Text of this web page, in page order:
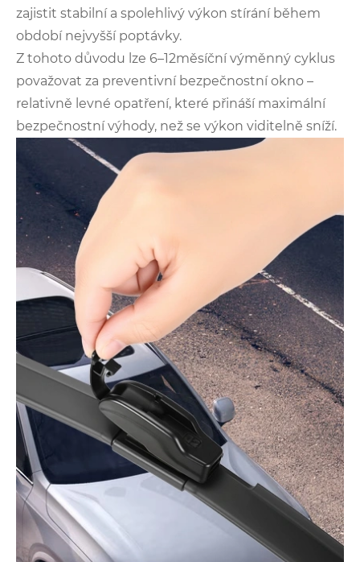
zajistit stabilní a spolehlivý výkon stírání během
období nejvyšší poptávky.
Z tohoto důvodu lze 6–12měsíční výměnný cyklus
považovat za preventivní bezpečnostní okno –
relativně levné opatření, které přináší maximální
bezpečnostní výhody, než se výkon viditelně sníží.